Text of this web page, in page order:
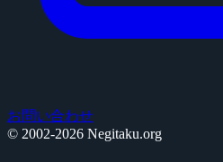
お問い合わせ
© 2002-2026 Negitaku.org